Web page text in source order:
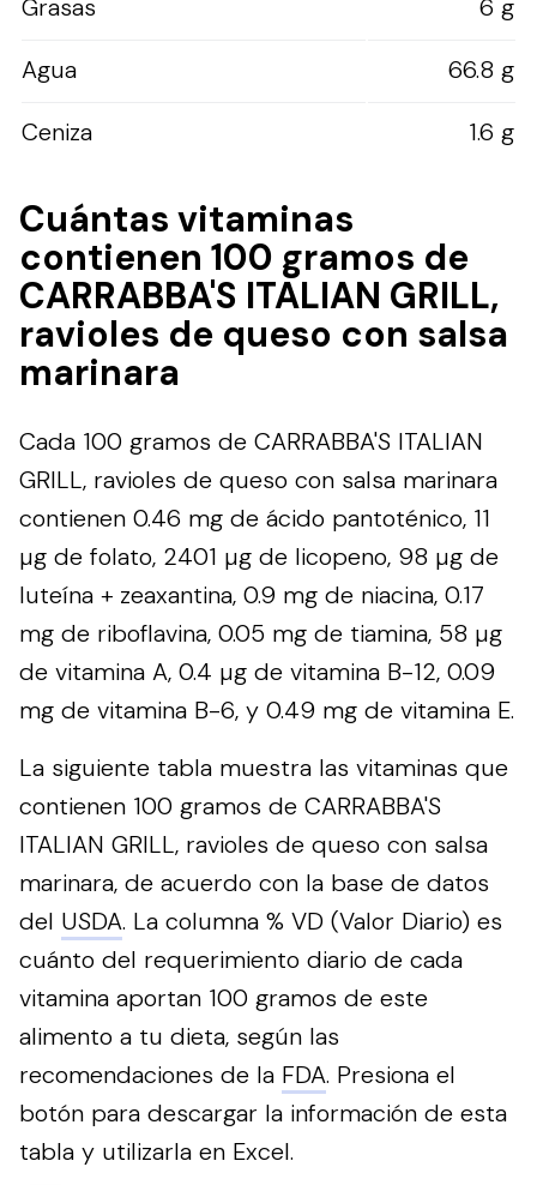
Grasas
6 g
Agua
66.8 g
Ceniza
1.6 g
Cuántas vitaminas
contienen 100 gramos de
CARRABBA'S ITALIAN GRILL,
ravioles de queso con salsa
marinara
Cada 100 gramos de CARRABBA'S ITALIAN
GRILL, ravioles de queso con salsa marinara
contienen 0.46 mg de ácido pantoténico, 11
µg de folato, 2401 µg de licopeno, 98 µg de
luteína + zeaxantina, 0.9 mg de niacina, 0.17
mg de riboflavina, 0.05 mg de tiamina, 58 µg
de vitamina A, 0.4 µg de vitamina B-12, 0.09
mg de vitamina B-6, y 0.49 mg de vitamina E.
La siguiente tabla muestra las vitaminas que
contienen 100 gramos de CARRABBA'S
ITALIAN GRILL, ravioles de queso con salsa
marinara, de acuerdo con la base de datos
del USDA. La columna % VD (Valor Diario) es
cuánto del requerimiento diario de cada
vitamina aportan 100 gramos de este
alimento a tu dieta, según las
recomendaciones de la FDA. Presiona el
botón para descargar la información de esta
tabla y utilizarla en Excel.